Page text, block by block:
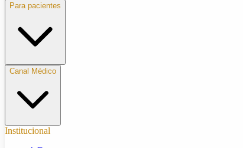
Para pacientes
Canal Médico
Institucional